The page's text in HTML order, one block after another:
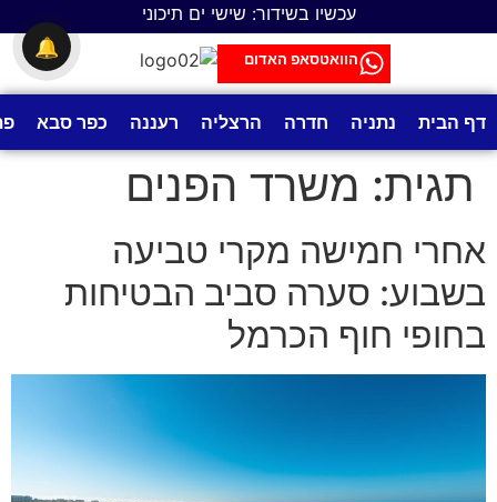
עכשיו בשידור: שישי ים תיכוני
הוואטסאפ האדום
דף הבית נתניה חדרה הרצליה רעננה כפר סבא
תגית: משרד הפנים
אחרי חמישה מקרי טביעה
בשבוע: סערה סביב הבטיחות
בחופי חוף הכרמל
🔔